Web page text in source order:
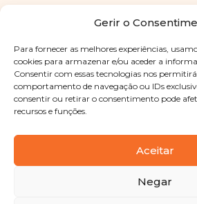
Gerir o
Para fornecer as melhores experiências,
cookies para armazenar e/ou aceder a
Consentir com essas tecnologias nos
comportamento de navegação ou IDs
consentir ou retirar o consentimento pode
recursos e funções.
Aceitar
Negar
Copyright © 2025 Sabores Santa Clara
reservadosPolítica de Privacidade |
Designed byShift Your Branding